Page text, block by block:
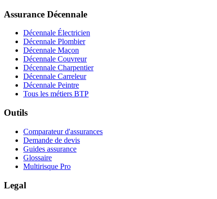
Assurance Décennale
Décennale Électricien
Décennale Plombier
Décennale Maçon
Décennale Couvreur
Décennale Charpentier
Décennale Carreleur
Décennale Peintre
Tous les métiers BTP
Outils
Comparateur d'assurances
Demande de devis
Guides assurance
Glossaire
Multirisque Pro
Legal